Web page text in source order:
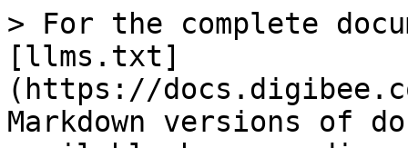
> For the complete
[llms.txt]
(https://
Markdown versions of